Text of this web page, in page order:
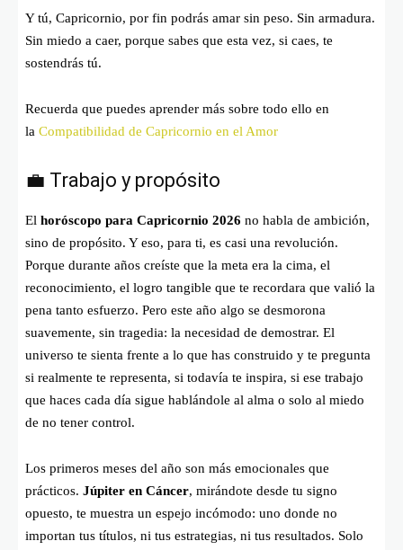
Y tú, Capricornio, por fin podrás amar sin peso. Sin armadura.
Sin miedo a caer, porque sabes que esta vez, si caes, te
sostendrás tú.
Recuerda que puedes aprender más sobre todo ello en
la Compatibilidad de Capricornio en el Amor
💼 Trabajo y propósito
El horóscopo para Capricornio 2026 no habla de ambición,
sino de propósito. Y eso, para ti, es casi una revolución.
Porque durante años creíste que la meta era la cima, el
reconocimiento, el logro tangible que te recordara que valió la
pena tanto esfuerzo. Pero este año algo se desmorona
suavemente, sin tragedia: la necesidad de demostrar. El
universo te sienta frente a lo que has construido y te pregunta
si realmente te representa, si todavía te inspira, si ese trabajo
que haces cada día sigue hablándole al alma o solo al miedo
de no tener control.
Los primeros meses del año son más emocionales que
prácticos. Júpiter en Cáncer, mirándote desde tu signo
opuesto, te muestra un espejo incómodo: uno donde no
importan tus títulos, ni tus estrategias, ni tus resultados. Solo